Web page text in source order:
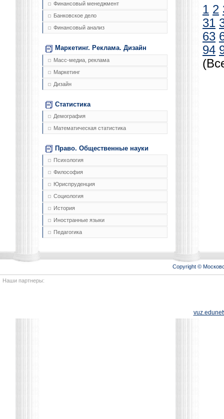
Финансовый менеджмент
Банковское дело
Финансовый анализ
Маркетинг. Реклама. Дизайн
Масс-медиа, реклама
Маркетинг
Дизайн
Статистика
Демография
Математическая статистика
Право. Общественные науки
Психология
Философия
Юриспруденция
Социология
История
Иностранные языки
Педагогика
1 2
31
63
94
Copyright ©
Наши партнеры: